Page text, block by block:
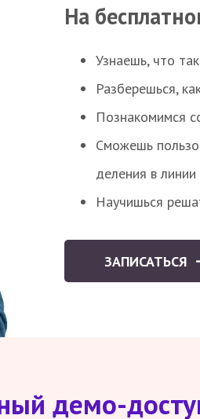
На
Узнаешь, что
Разберешься,
Познакомимся
Сможешь
деления в
Научишься
ЗАПИСАТЬСЯ
демо-